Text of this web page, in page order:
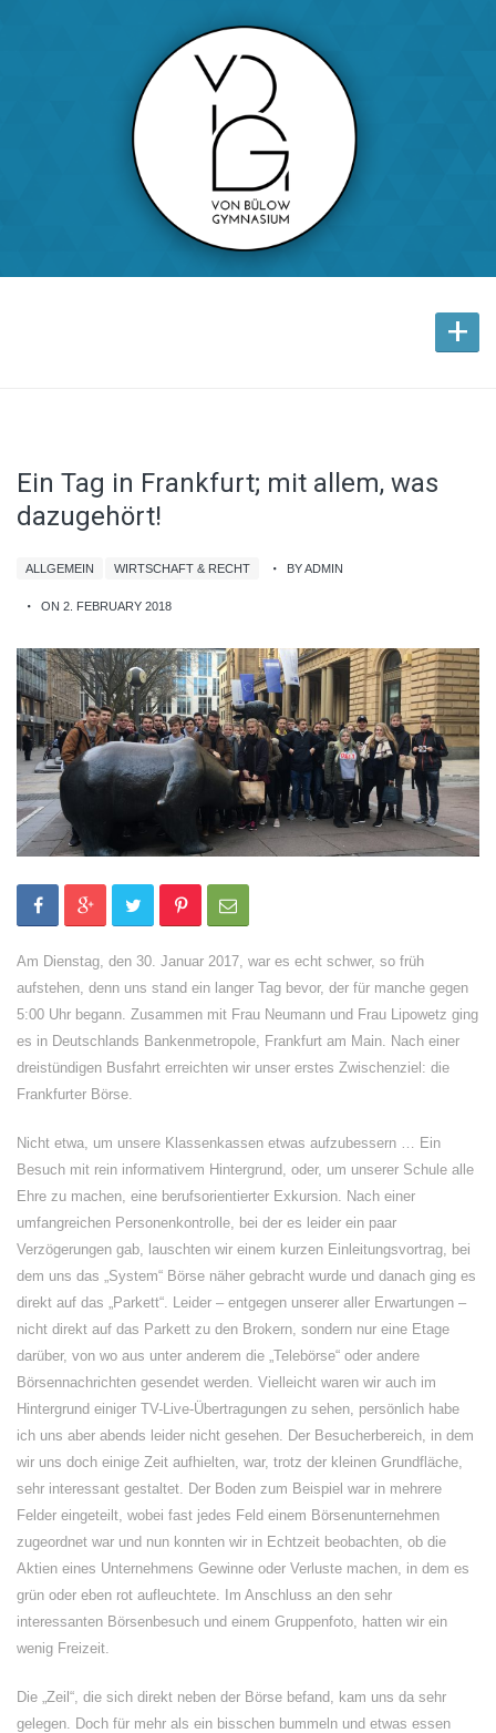
+
Ein Tag in Frankfurt; mit allem, was
dazugehört!
ALLGEMEIN WIRTSCHAFT & RECHT BY ADMIN
ON 2. FEBRUARY 2018
Am Dienstag, den 30. Januar 2017, war es echt schwer, so früh
aufstehen, denn uns stand ein langer Tag bevor, der für manche gegen
5:00 Uhr begann. Zusammen mit Frau Neumann und Frau Lipowetz ging
es in Deutschlands Bankenmetropole, Frankfurt am Main. Nach einer
dreistündigen Busfahrt erreichten wir unser erstes Zwischenziel: die
Frankfurter Börse.
Nicht etwa, um unsere Klassenkassen etwas aufzubessern … Ein
Besuch mit rein informativem Hintergrund, oder, um unserer Schule alle
Ehre zu machen, eine berufsorientierter Exkursion. Nach einer
umfangreichen Personenkontrolle, bei der es leider ein paar
Verzögerungen gab, lauschten wir einem kurzen Einleitungsvortrag, bei
dem uns das „System“ Börse näher gebracht wurde und danach ging es
direkt auf das „Parkett“. Leider – entgegen unserer aller Erwartungen –
nicht direkt auf das Parkett zu den Brokern, sondern nur eine Etage
darüber, von wo aus unter anderem die „Telebörse“ oder andere
Börsennachrichten gesendet werden. Vielleicht waren wir auch im
Hintergrund einiger TV-Live-Übertragungen zu sehen, persönlich habe
ich uns aber abends leider nicht gesehen. Der Besucherbereich, in dem
wir uns doch einige Zeit aufhielten, war, trotz der kleinen Grundfläche,
sehr interessant gestaltet. Der Boden zum Beispiel war in mehrere
Felder eingeteilt, wobei fast jedes Feld einem Börsenunternehmen
zugeordnet war und nun konnten wir in Echtzeit beobachten, ob die
Aktien eines Unternehmens Gewinne oder Verluste machen, in dem es
grün oder eben rot aufleuchtete. Im Anschluss an den sehr
interessanten Börsenbesuch und einem Gruppenfoto, hatten wir ein
wenig Freizeit.
Die „Zeil“, die sich direkt neben der Börse befand, kam uns da sehr
gelegen. Doch für mehr als ein bisschen bummeln und etwas essen